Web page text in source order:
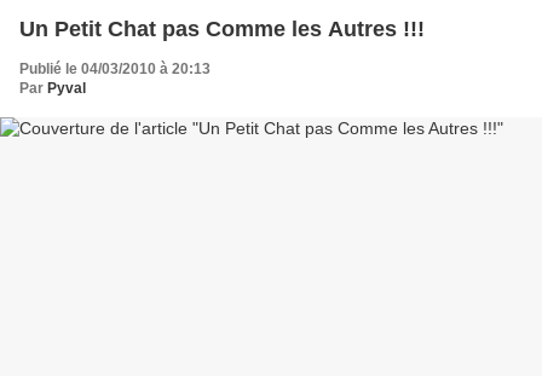
Un Petit Chat pas Comme les Autres !!!
Publié le 04/03/2010 à 20:13
Par Pyval